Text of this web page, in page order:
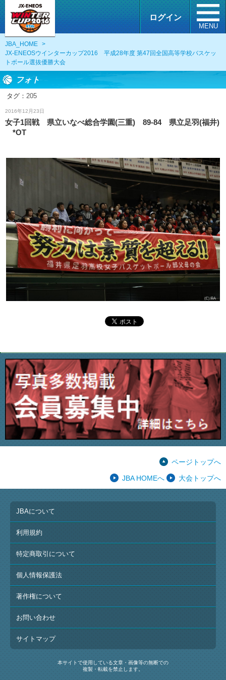
ログイン
MENU
JBA_HOME
>
JX-ENEOSウインターカップ2016 平成28年度 第47回全国高等学校バスケッ
トボール選抜優勝大会
フォト
タグ： 205
2016年12月23日
女子1回戦 県立いなべ総合学園(三重) 89-84 県立足羽(福井)
*OT
ページトップへ
JBA HOMEへ
大会トップへ
JBAについて
利用規約
特定商取引について
個人情報保護法
著作権について
お問い合わせ
サイトマップ
本サイトで使用している文章・画像等の無断での
複製・転載を禁止します。